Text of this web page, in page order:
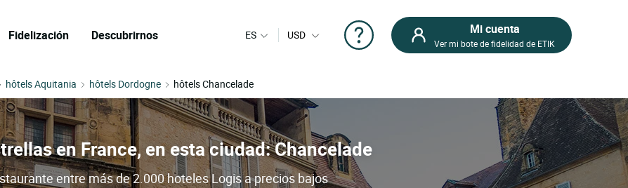
Fidelización Descubrirnos ES USD Mi cuenta
Ver mi bote de fidelidad de ETIK
hôtels Aquitania hôtels Dordogne hôtels Chancelade
en France, en esta ciudad: Chancelade
entre más de 2.000 hoteles Logis a precios bajos